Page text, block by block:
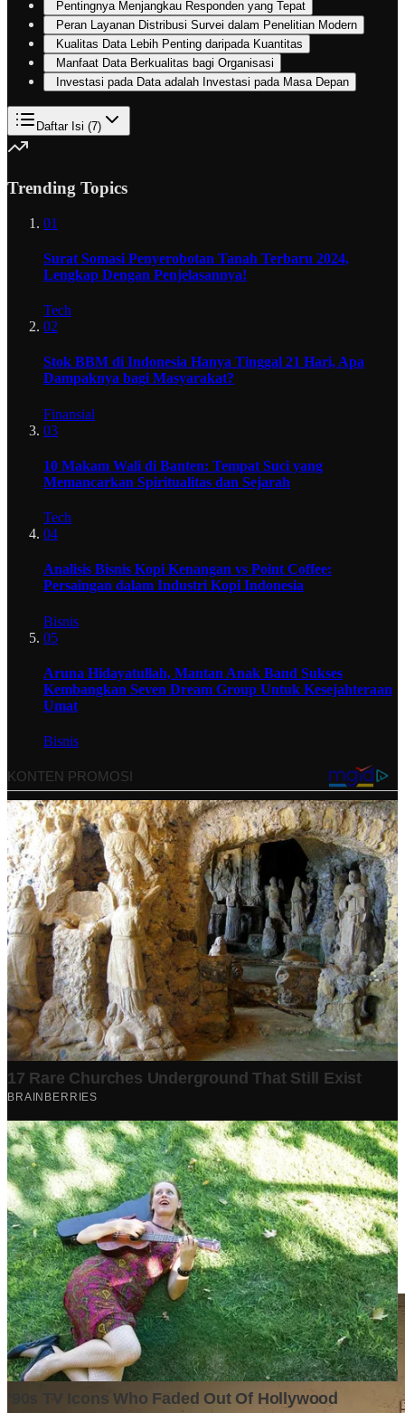
Pentingnya Menjangkau Responden yang Tepat
Peran Layanan Distribusi Survei dalam Penelitian Modern
Kualitas Data Lebih Penting daripada Kuantitas
Manfaat Data Berkualitas bagi Organisasi
Investasi pada Data adalah Investasi pada Masa Depan
Daftar Isi (7)
Trending Topics
01
Surat Somasi Penyerobotan Tanah Terbaru 2024,
Lengkap Dengan Penjelasannya!
Tech
02
Stok BBM di Indonesia Hanya Tinggal 21 Hari, Apa
Dampaknya bagi Masyarakat?
Finansial
03
10 Makam Wali di Banten: Tempat Suci yang
Memancarkan Spiritualitas dan Sejarah
Tech
04
Analisis Bisnis Kopi Kenangan vs Point Coffee:
Persaingan dalam Industri Kopi Indonesia
Bisnis
05
Aruna Hidayatullah, Mantan Anak Band Sukses
Kembangkan Seven Dream Group Untuk Kesejahteraan
Umat
Bisnis
Berita Terpopuler
Surat Somasi Penyerobotan Tanah Terbaru 2024, Lengkap
Dengan Penjelasannya!
Tech·2 years ago